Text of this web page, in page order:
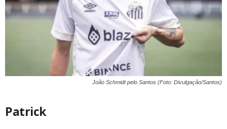
João Schmidt pelo Santos (Foto: Divulgação/Santos)
Patrick